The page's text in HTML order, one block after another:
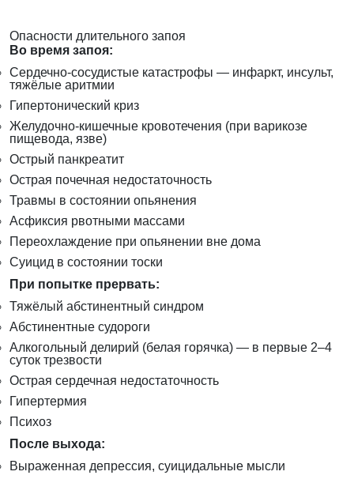
Опасности длительного запоя
Во время запоя:
Сердечно-сосудистые катастрофы — инфаркт, инсульт,
тяжёлые аритмии
Гипертонический криз
Желудочно-кишечные кровотечения (при варикозе
пищевода, язве)
Острый панкреатит
Острая почечная недостаточность
Травмы в состоянии опьянения
Асфиксия рвотными массами
Переохлаждение при опьянении вне дома
Суицид в состоянии тоски
При попытке прервать:
Тяжёлый абстинентный синдром
Абстинентные судороги
Алкогольный делирий (белая горячка) — в первые 2–4
суток трезвости
Острая сердечная недостаточность
Гипертермия
Психоз
После выхода:
Выраженная депрессия, суицидальные мысли